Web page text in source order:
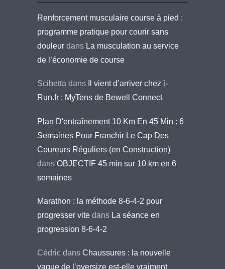
Renforcement musculaire course à pied :
programme pratique pour courir sans
douleur dans La musculation au service
de l’économie de course
Scibetta dans
Il vient d’arriver chez i-
Run.fr : MyTens de Bewell Connect
Plan D'entraînement 10 Km En 45 Min : 6
Semaines Pour Franchir Le Cap Des
Coureurs Réguliers (en Construction)
dans OBJECTIF 45 min sur 10 km en 6
semaines
Marathon : la méthode 8-6-4-2 pour
progresser vite dans La séance en
progression 8-6-4-2
Cédric dans Chaussures : la nouvelle
vague de l’oversize est-elle vraiment